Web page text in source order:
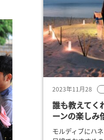
2023年11月28
誰も教えてく
ーンの楽しみ
モルディブにハ